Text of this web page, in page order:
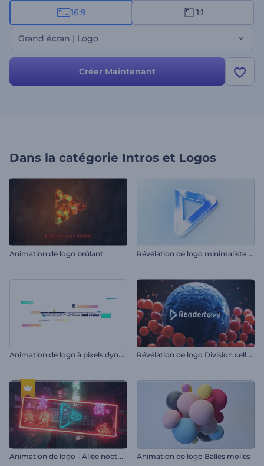
avec vos vœux, votre musique de fond et votre voix off pour créer
un message unique et mémorable pour la Saint-Valentin. Ce
modèle est parfait pour envoyer des vœux à votre proche ou pour
partager des messages festifs sur vos réseaux sociaux. Créez dès
maintenant et répandez l'amour !
16:9 1:1
Grand écran | Logo
Créer Maintenant
Dans la catégorie Intros et Logos
Animation de logo brûlant R
évélation de logo minimaliste et brillant
A
nimation de logo à pixels dynamiques R
évélation de logo Division cellulaire
A
nimation de logo - Allée nocturne Animation de logo Balles molles